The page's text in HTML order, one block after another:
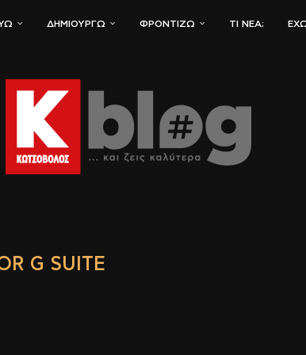
ΔΗΜΙΟΥΡΓΏ ΦΡΟΝΤΊΖΩ ΤΙ ΝΈΑ;
G SUITE